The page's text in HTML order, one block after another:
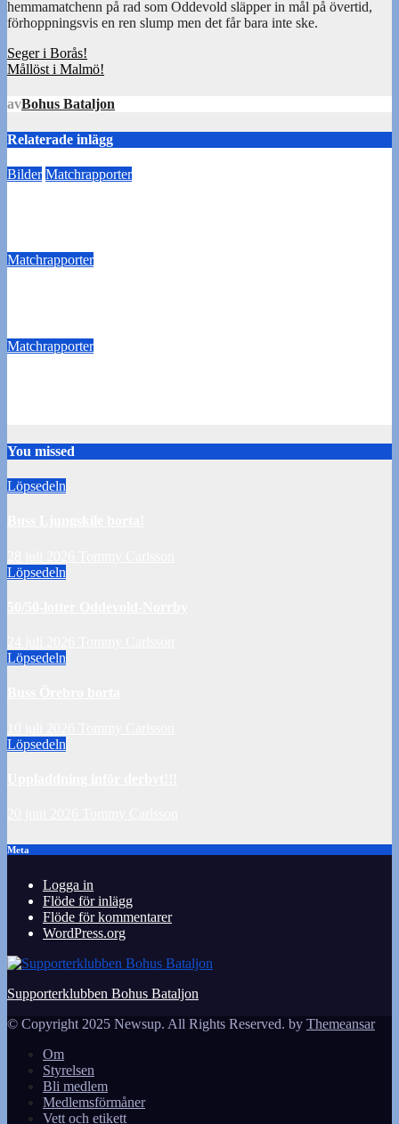
hemmamatchenn på rad som Oddevold släpper in mål på övertid,
förhoppningsvis en ren slump men det får bara inte ske.
Inläggsnavigering
Seger i Borås!
Mållöst i Malmö!
avBohus Bataljon
Relaterade inlägg
Bilder Matchrapporter
Matchrapporter
Matchrapporter
You missed
Löpsedeln
Löpsedeln
Löpsedeln
Löpsedeln
Meta
Logga in
Flöde för inlägg
Flöde för kommentarer
WordPress.org
Supporterklubben Bohus Bataljon
© Copyright 2025 Newsup. All Rights Reserved. by Themeansar
Om
Styrelsen
Bli medlem
Medlemsförmåner
Vett och etikett